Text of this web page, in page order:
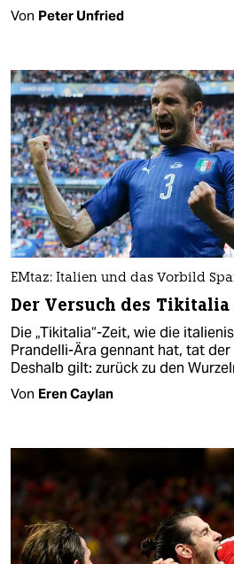
Von Peter Unfried
EMtaz: Italien und das Vorbild
Der Versuch des Tikitalia
Die „Tikitalia“-Zeit, wie die
Prandelli-Ära gennant hat, tat
Deshalb gilt: zurück zu den
Von Eren Caylan